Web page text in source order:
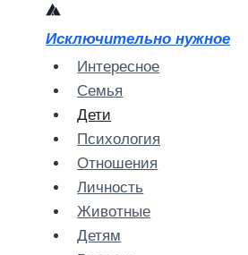
Перейти
содержимому
Исключительно нужное
Интересное
Семья
Дети
Психология
Отношения
Личность
Животные
Детям